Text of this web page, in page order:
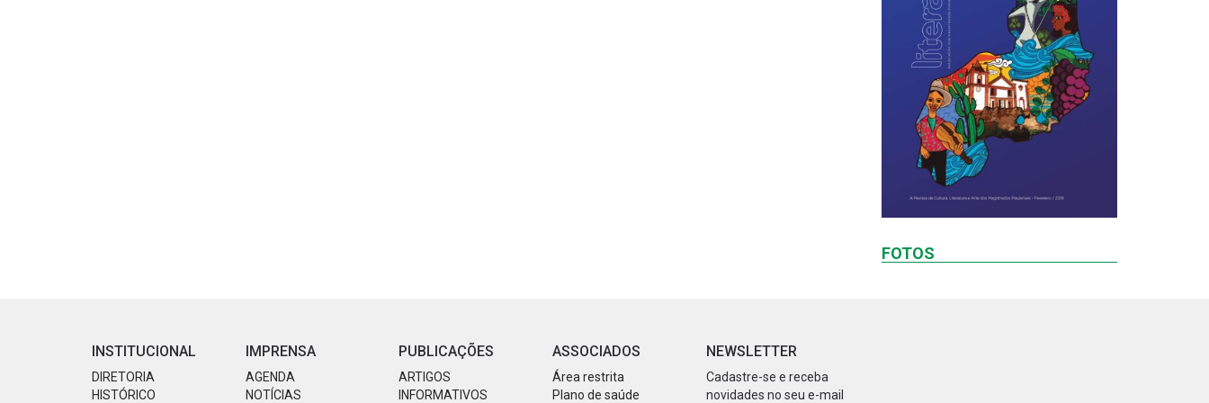
FOTOS
INSTITUCIONAL
DIRETORIA
HISTÓRICO
IMPRENSA
AGENDA
NOTÍCIAS
PUBLICAÇÕES
ARTIGOS
INFORMATIVOS
ASSOCIADOS
Área restrita
Plano de saúde
NEWSLETTER
Cadastre-se e receba
novidades no seu e-mail